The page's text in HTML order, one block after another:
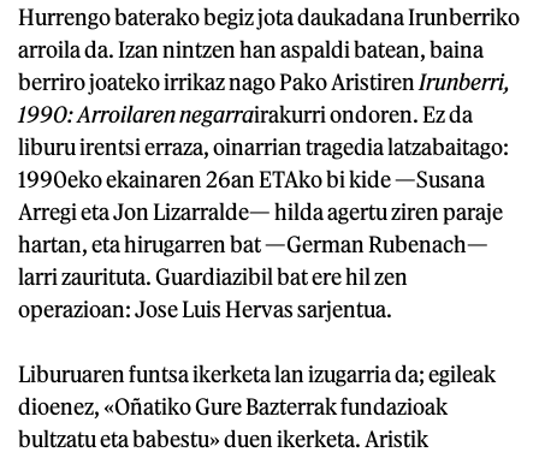
Hurrengo baterako begiz jota daukadana Irunberriko
arroila da. Izan nintzen han aspaldi batean, baina
berriro joateko irrikaz nago Pako Aristiren Irunberri,
1990: Arroilaren negarrairakurri ondoren. Ez da
liburu irentsi erraza, oinarrian tragedia latzabaitago:
1990eko ekainaren 26an ETAko bi kide —Susana
Arregi eta Jon Lizarralde— hilda agertu ziren paraje
hartan, eta hirugarren bat —German Rubenach—
larri zaurituta. Guardiazibil bat ere hil zen
operazioan: Jose Luis Hervas sarjentua.
Liburuaren funtsa ikerketa lan izugarria da; egileak
dioenez, «Oñatiko Gure Bazterrak fundazioak
bultzatu eta babestu» duen ikerketa. Aristik